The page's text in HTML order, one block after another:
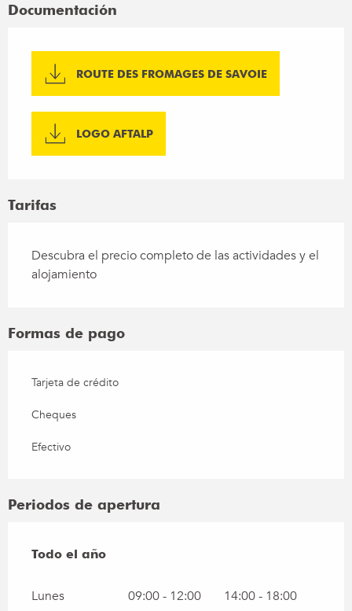
Documentación
ROUTE DES FROMAGES DE SAVOIE
LOGO AFTALP
Tarifas
Descubra el precio completo de las actividades y el
alojamiento
Formas de pago
Tarjeta de crédito
Cheques
Efectivo
Periodos de apertura
Todo el año
Todo el año
Lunes 09:00 - 12:00 14:00 - 18:00